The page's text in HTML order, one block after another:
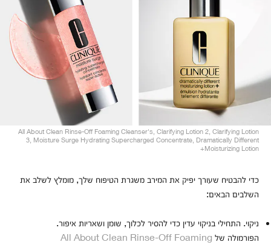
All About Clean Rinse-Off Foaming Cleanser's, Clarifying Lotion 2, Clarifying Lotion
3, Moisture Surge Hydrating Supercharged Concentrate, Dramatically Different
Moisturizing Lotion+
כדי להבטיח שעורך יפיק את המירב משגרת הטיפוח שלך, מומלץ לשלב את
השלבים הבאים:
ניקוי. התחילי בניקוי עדין כדי להסיר לכלוך, שומן ושאריות איפור.
הפורמולה של All About Clean Rinse-Off Foaming